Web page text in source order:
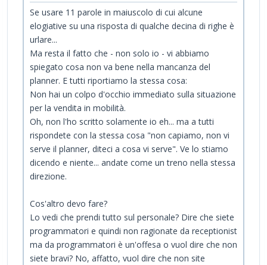
Se usare 11 parole in maiuscolo di cui alcune
elogiative su una risposta di qualche decina di righe è
urlare...
Ma resta il fatto che - non solo io - vi abbiamo
spiegato cosa non va bene nella mancanza del
planner. E tutti riportiamo la stessa cosa:
Non hai un colpo d'occhio immediato sulla situazione
per la vendita in mobilità.
Oh, non l'ho scritto solamente io eh... ma a tutti
rispondete con la stessa cosa "non capiamo, non vi
serve il planner, diteci a cosa vi serve". Ve lo stiamo
dicendo e niente... andate come un treno nella stessa
direzione.
Cos'altro devo fare?
Lo vedi che prendi tutto sul personale? Dire che siete
programmatori e quindi non ragionate da receptionist
ma da programmatori è un'offesa o vuol dire che non
siete bravi? No, affatto, vuol dire che non site